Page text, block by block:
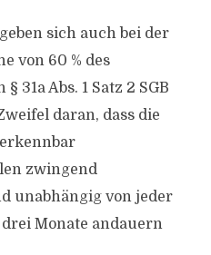
sich auch bei der
von 60 % des
31a Abs. 1 Satz 2 SGB
daran, dass die
zwingend
unabhängig von jeder
Monate andauern